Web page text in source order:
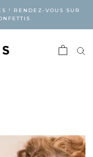
! RENDEZ-VOUS SUR